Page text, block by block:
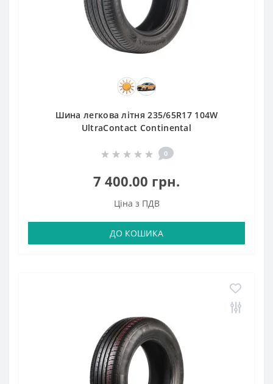
Шина легкова літня 235/65R17 104W
UltraContact Continental
0
7 400.00 грн.
Ціна з ПДВ
ДО КОШИКА